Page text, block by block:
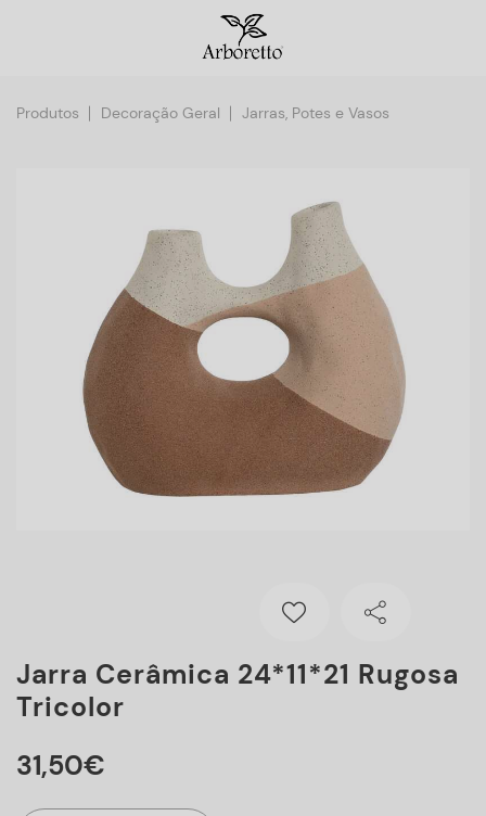
Produtos Decoração Geral Jarras, Potes e Vasos
Jarra Cerâmica 24*11*21 Rugosa
Tricolor
31,50€